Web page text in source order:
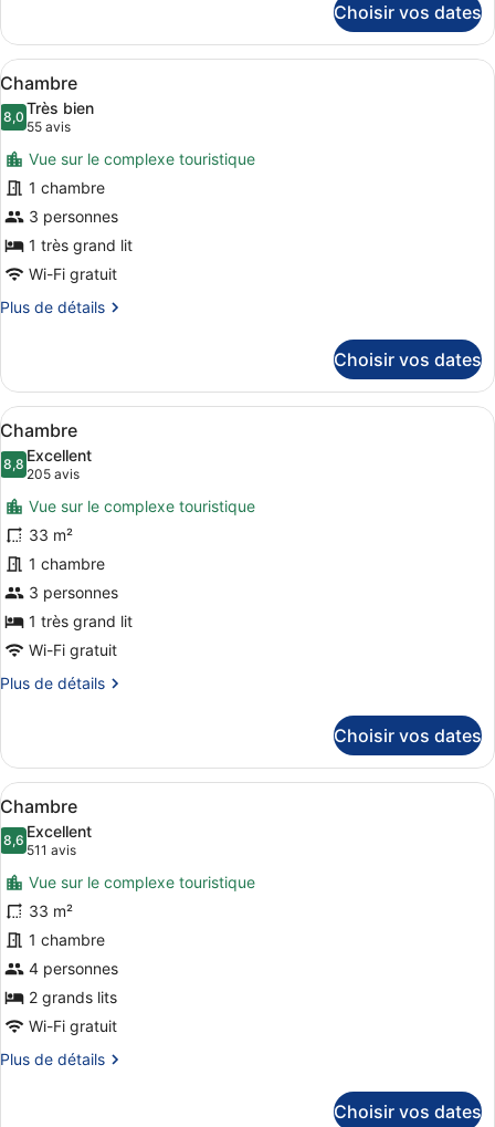
le
type
de
chambre
Chambre
Choisir vos dates
Afficher
toutes
les
photos
pour
ce
type
de
chambre :
Chambre
Une chambre d’hôtel moderne
6
Chambre
8,08,0 sur 10
Très bien
55 avis
(55 avis)
Vue sur le complexe touristique
1 chambre
3 personnes
1 très grand lit
Wi-Fi gratuit
Plus de détails
Plus
le
type
de
chambre
Chambre
Choisir vos dates
Afficher
toutes
les
photos
pour
ce
type
de
chambre :
Chambre
Une chambre d’hôtel moderne
6
Chambre
8,88,8 sur 10
Excellent
205 avis
(205 avis)
Vue sur le complexe touristique
33 m²
1 chambre
3 personnes
1 très grand lit
Wi-Fi gratuit
Plus de détails
Plus
le
type
de
chambre
Chambre
Choisir vos dates
Afficher
toutes
les
photos
pour
ce
type
de
chambre :
Chambre
Une chambre d’hôtel avec deux
5
Chambre
8,68,6 sur 10
Excellent
511 avis
(511 avis)
Vue sur le complexe touristique
33 m²
1 chambre
4 personnes
2 grands lits
Wi-Fi gratuit
Plus de détails
Plus
Choisir vos dates